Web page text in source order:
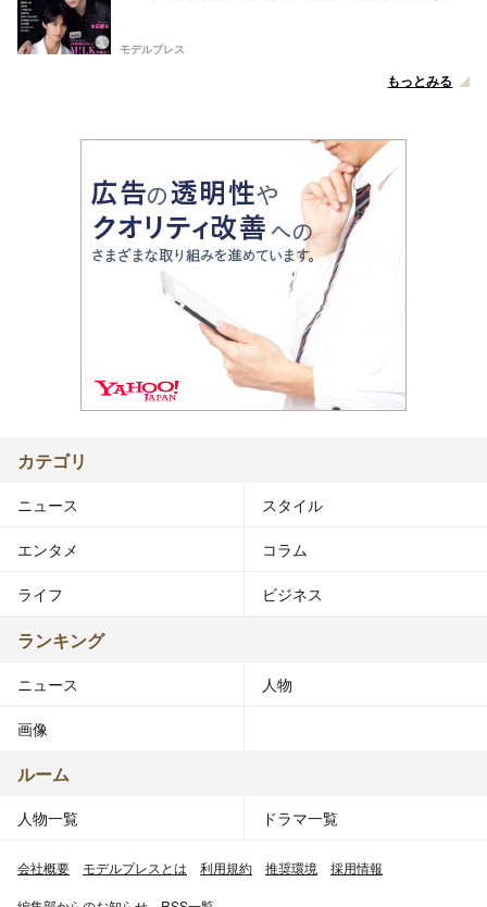
モデルプレス
もっとみる
カテゴリ
ニュース スタイル
エンタメ コラム
ライフ ビジネス
ランキング
ニュース 人物
画像
ルーム
人物一覧 ドラマ一覧
会社概要 モデルプレスとは 利用規約 推奨環境 採用情報